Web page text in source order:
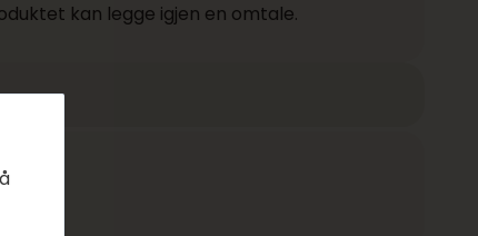
kan legge igjen en omtale.